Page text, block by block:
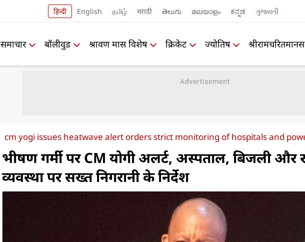
हिन्दी English தமிழ் मराठी తెలుగు മലയാളം ಕನ್ನಡ ગુજરાતી
समाचार बॉलीवुड श्रावण मास विशेष क्रिकेट ज्योतिष श्रीरामचरितमानस
cm yogi issues heatwave alert orders strict monitoring of hospitals and
भीषण गर्मी पर CM योगी अलर्ट, अस्पताल, बिजली और
व्यवस्था पर सख्त निगरानी के निर्देश